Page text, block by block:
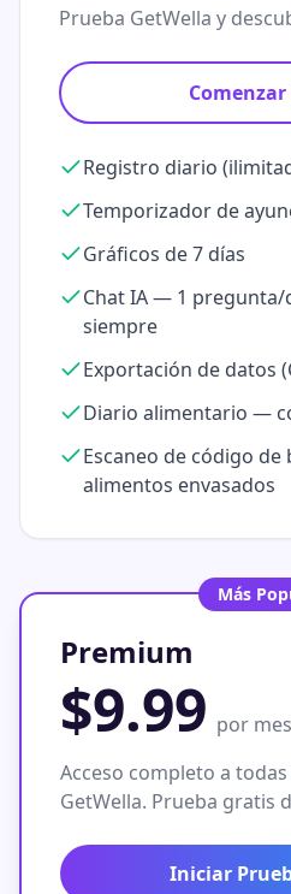
Prueba GetWella y
Registro diario
Temporizador de
Gráficos de 7 días
Chat IA — 1 pregunta/
siempre
Exportación de datos
Diario alimentario —
Escaneo de código de
alimentos envasados
Más
Premium
$9.99 por mes
Acceso completo a
GetWella. Prueba gratis
Iniciar